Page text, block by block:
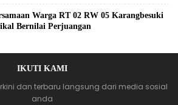
Warga RT 02 RW 05 Karangbesuki
Bernilai Perjuangan
IKUTI KAMI
dan terbaru langsung dari media sosial
anda